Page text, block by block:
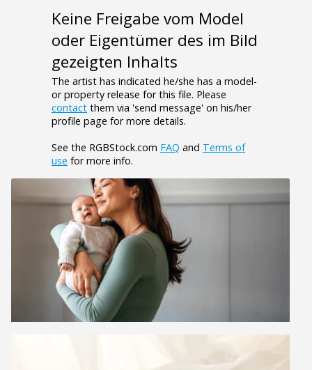
Keine Freigabe vom Model
oder Eigentümer des im Bild
gezeigten Inhalts
The artist has indicated he/she has a model-
or property release for this file. Please
contact them via 'send message' on his/her
profile page for more details.
See the RGBStock.com FAQ and Terms of
use for more info.